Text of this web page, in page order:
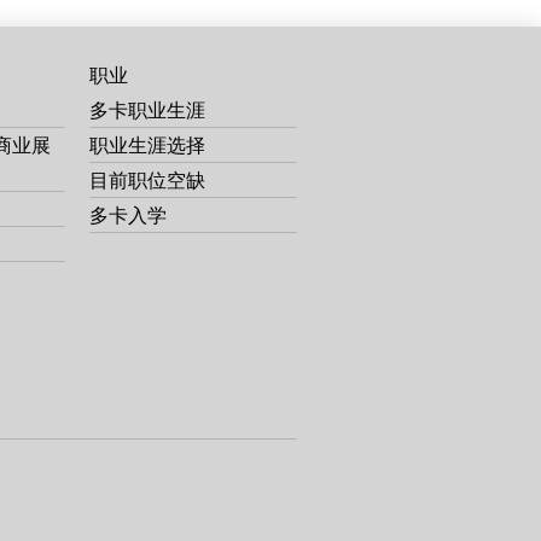
业展
职业
多卡职业生涯
职业生涯选择
目前职位空缺
多卡入学